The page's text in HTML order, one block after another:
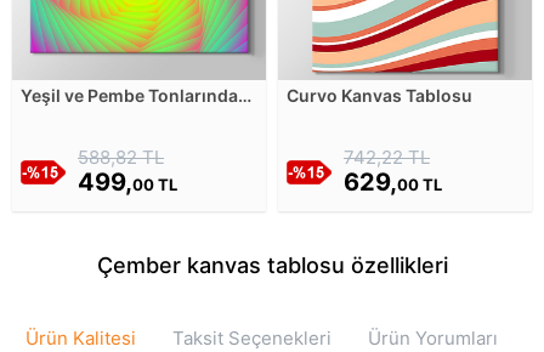
Yeşil ve Pembe Tonlarında
588,82 TL
499,00 TL
Curvo Kanvas Tablosu
742,22 TL
629,00 TL
Çember kanvas tablosu özellikleri
Ürün Kalitesi Taksit Seçenekleri Ürün Yorumları